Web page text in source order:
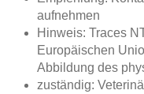
aufnehmen
Hinweis: Traces
Europäischen
Abbildung des
zuständig: